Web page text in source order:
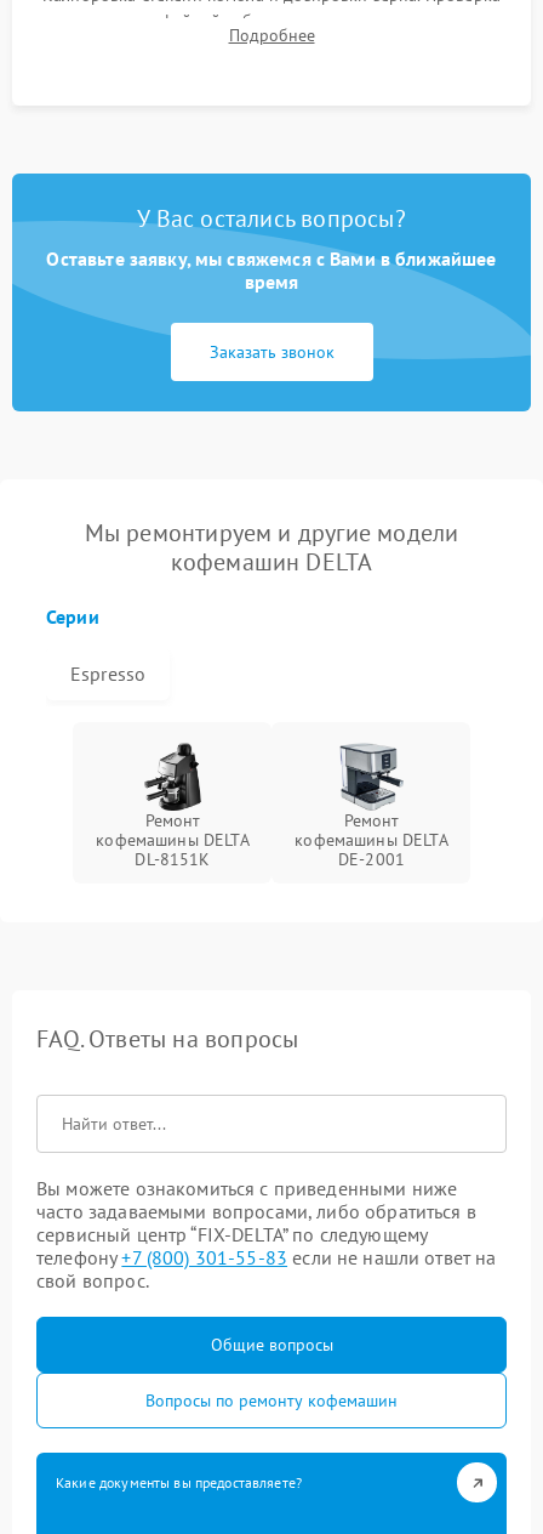
плотности кофейной таблетки, температуры напитка и
качества молочной пены. Контроль отсутствия посторонних
Подробнее
У Вас остались вопросы?
Оставьте заявку, мы свяжемся с Вами в ближайшее
время
Заказать звонок
Мы ремонтируем и другие модели
кофемашин DELTA
Серии
Espresso
Ремонт
кофемашины DELTA
DL-8151K
Ремонт
кофемашины DELTA
DE-2001
FAQ. Ответы на вопросы
Вы можете ознакомиться с приведенными ниже
часто задаваемыми вопросами, либо обратиться в
сервисный центр “FIX-DELTA” по следующему
телефону+7 (800) 301-55-83 если не нашли ответ на
свой вопрос.
Общие вопросы
Вопросы по ремонту кофемашин
Какие документы вы предоставляете?